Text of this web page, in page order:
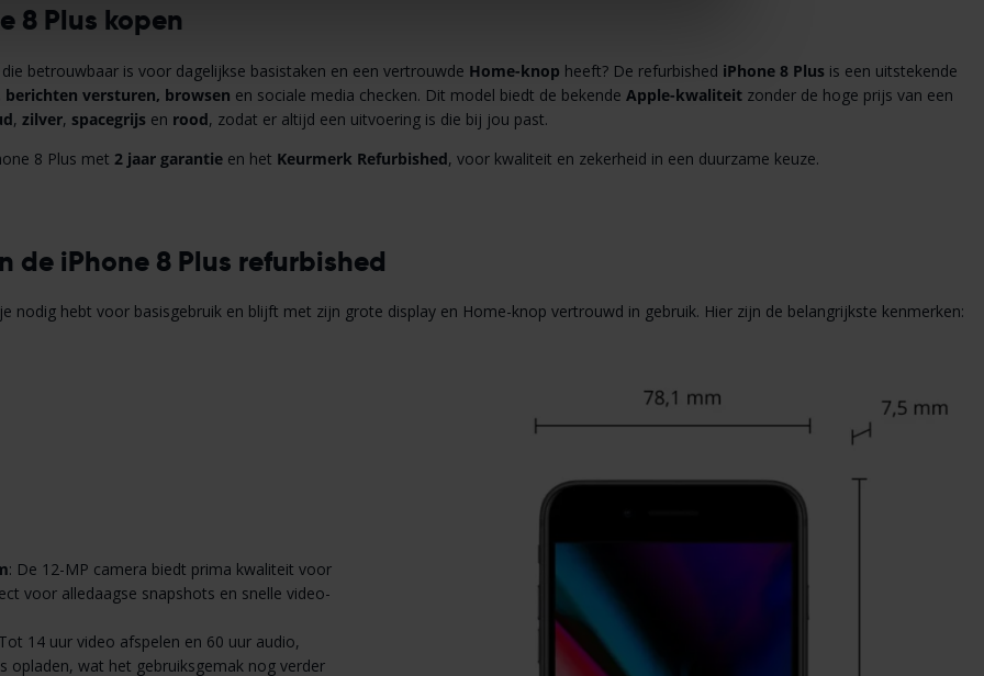
8 Plus kopen
betrouwbaar is voor dagelijkse basistaken en een vertrouwde Home-knop heeft? De refurbished iPhone 8 Plus is een uitstekende
berichten versturen, browsen en sociale media checken. Dit model biedt de bekende Apple-kwaliteitzonder de hoge prijs van een
, zilver, spacegrijs en rood, zodat er altijd een uitvoering is die bij jou past.
8 Plus met 2 jaar garantieen het Keurmerk Refurbished, voor kwaliteit en zekerheid in een duurzame keuze.
de iPhone 8 Plus refurbished
nodig hebt voor basisgebruik en blijft met zijn grote display en Home-knop vertrouwd in gebruik. Hier zijn de belangrijkste kenmerken:
: De 12-MP camera biedt prima kwaliteit voor
voor alledaagse snapshots en snelle video-
14 uur video afspelen en 60 uur audio,
opladen, wat het gebruiksgemak nog verder